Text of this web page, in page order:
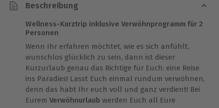
Beschreibung
Wellness-Kurztrip inklusive Verwöhnprogramm für 2
Personen
Wenn Ihr erfahren möchtet, wie es sich anfühlt,
wunschlos glücklich zu sein, dann ist dieser
Kurzurlaub genau das Richtige für Euch: eine Reise
ins Paradies! Lasst Euch einmal rundum verwöhnen,
denn das habt Ihr euch voll und ganz verdient! Bei
Eurem Verwöhnurlaub werden Euch all Eure